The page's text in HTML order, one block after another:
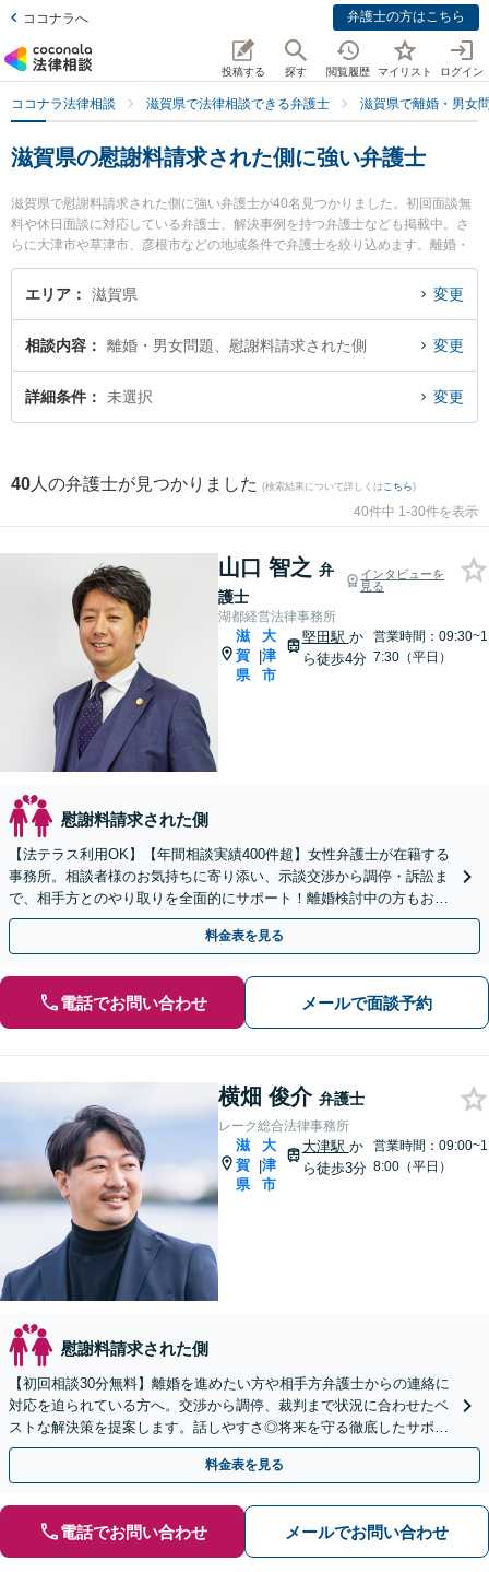
ココナラへ 弁護士の方はこちら
投稿する 探す 閲覧履歴 マイリスト ログイン
ココナラ法律相談 滋賀県で法律相談できる弁護士 滋賀県で離婚・男女
滋賀県の慰謝料請求された側に強い弁護士
滋賀県で慰謝料請求された側に強い弁護士が40名見つかりました。初回面談無
料や休日面談に対応している弁護士、解決事例を持つ弁護士なども掲載中。さ
らに大津市や草津市、彦根市などの地域条件で弁護士を絞り込めます。離婚・
男女問題に関係する財産分与や養育費、親権等の細かな分野での絞り込み検索
もでき便利です。特に湖都経営法律事務所の山口 智之弁護士やレーク総合法律
事務所の横畑 俊介弁護士、湖南竜王法律事務所の勢川 琢也弁護士のプロフィー
発生した慰謝料請求された側のトラブルを今すぐに弁護士に相談したい』『慰
謝料請求された側のトラブル解決の実績豊富な近くの弁護士を検索したい』
『初回相談無料で慰謝料請求された側を法律相談できる滋賀県内の弁護士に相
エリア 滋賀県 変更
相談内容 離婚・男女問題、慰謝料請求された側 変更
詳細条件 未選択 変更
40 人の弁護士が見つかりました (検索結果について詳しくは こちら)
40件中 1-30件を表示
山口 智之 弁
護士
インタビューを
見る
湖都経営法律事務所
滋
賀
県
|
大
津
市
堅田駅 か
ら徒歩4分
営業時間：09:30~1
7:30（平日）
慰謝料請求された側
【法テラス利用OK】【年間相談実績400件超】女性弁護士が在籍する
事務所。相談者様のお気持ちに寄り添い、示談交渉から調停・訴訟ま
で、相手方とのやり取りを全面的にサポート！離婚検討中の方もお気
軽にご相談ください【堅田駅4分】【無料駐車場あり】
料金表を見る
電話でお問い合わせ メールで面談予約
横畑 俊介 弁護士
レーク総合法律事務所
滋
賀
県
|
大
津
市
大津駅 か
ら徒歩3分
営業時間：09:00~1
8:00（平日）
慰謝料請求された側
【初回相談30分無料】離婚を進めたい方や相手方弁護士からの連絡に
対応を迫られている方へ。交渉から調停、裁判まで状況に合わせたベ
ストな解決策を提案します。話しやすさ◎将来を守る徹底したサポー
トをいたします。【大津駅徒歩3分】
料金表を見る
電話でお問い合わせ メールでお問い合わせ